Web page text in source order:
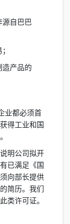
源自巴巴
产品的
业都必须首
得工业和国
明公司拟开
已满足《国
向部长提供
简历。我们
类许可证。